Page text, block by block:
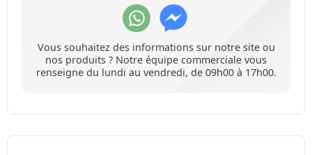
Vous souhaitez des informations sur notre site ou
nos produits ? Notre équipe commerciale vous
renseigne du lundi au vendredi, de 09h00 à 17h00.